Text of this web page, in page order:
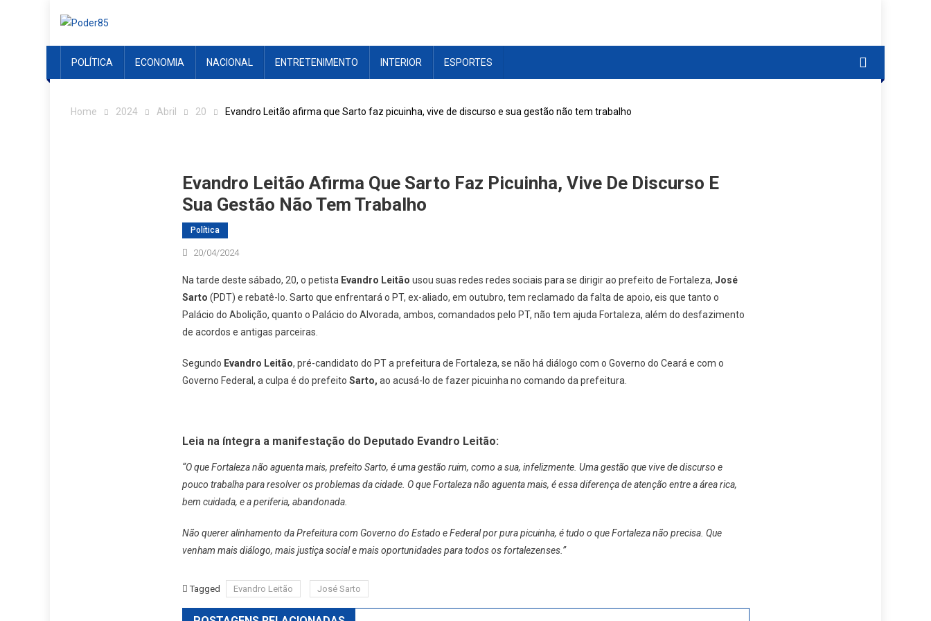
POLÍTICA
ECONOMIA NACIONAL ENTRETENIMENTO INTERIOR ESPORTES
Home 2024 Abril 20 Evandro Leitão afirma que Sarto faz picuinha, vive de discurso e sua gestão não tem trabalho
Evandro Leitão Afirma Que Sarto Faz Picuinha, Vive De Discurso E
Sua Gestão Não Tem Trabalho
Política
20/04/2024
Na tarde deste sábado, 20, o petista Evandro Leitão usou suas redes redes sociais para se dirigir ao prefeito de Fortaleza, José
Sarto (PDT) e rebatê-lo. Sarto que enfrentará o PT, ex-aliado, em outubro, tem reclamado da falta de apoio, eis que tanto o
Palácio do Abolição, quanto o Palácio do Alvorada, ambos, comandados pelo PT, não tem ajuda Fortaleza, além do desfazimento
de acordos e antigas parceiras.
Segundo Evandro Leitão, pré-candidato do PT a prefeitura de Fortaleza, se não há diálogo com o Governo do Ceará e com o
Governo Federal, a culpa é do prefeito Sarto, ao acusá-lo de fazer picuinha no comando da prefeitura.
Leia na íntegra a manifestação do Deputado Evandro Leitão:
“O que Fortaleza não aguenta mais, prefeito Sarto, é uma gestão ruim, como a sua, infelizmente. Uma gestão que vive de discurso e
pouco trabalha para resolver os problemas da cidade. O que Fortaleza não aguenta mais, é essa diferença de atenção entre a área rica,
bem cuidada, e a periferia, abandonada.
Não querer alinhamento da Prefeitura com Governo do Estado e Federal por pura picuinha, é tudo o que Fortaleza não precisa. Que
venham mais diálogo, mais justiça social e mais oportunidades para todos os fortalezenses.”
Tagged Evandro Leitão José Sarto